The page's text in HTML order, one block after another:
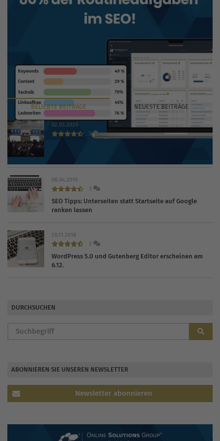
BELIEBTEBEITRÄGE NEUESTEBEITRÄGE
02.03.2020
5
08.04.2019
3
SEO Tipps: Unterseiten statt Startseite auf Google
ranken lassen
20.11.2018
2
WordPress 5.0 und Gutenberg Editor erscheinen am
6.12.
DURCHSUCHEN
ABONNIEREN SIE UNSEREN NEWSLETTER
Newsletter abonnieren